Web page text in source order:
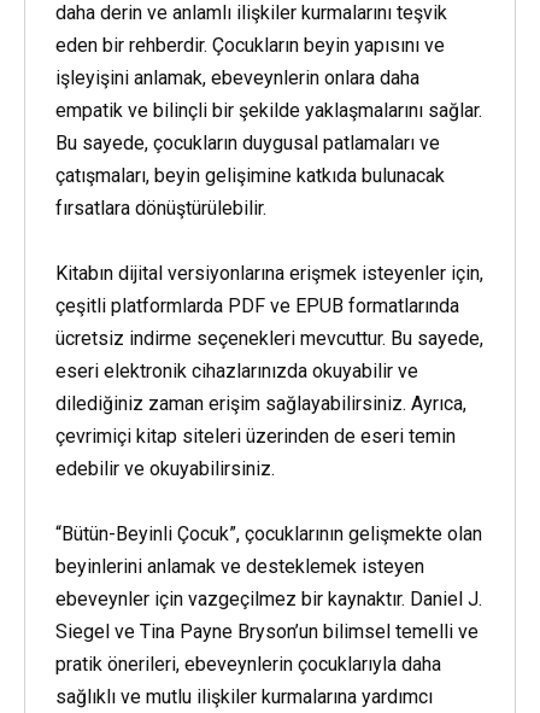
daha derin ve anlamlı ilişkiler kurmalarını teşvik
eden bir rehberdir. Çocukların beyin yapısını ve
işleyişini anlamak, ebeveynlerin onlara daha
empatik ve bilinçli bir şekilde yaklaşmalarını sağlar.
Bu sayede, çocukların duygusal patlamaları ve
çatışmaları, beyin gelişimine katkıda bulunacak
fırsatlara dönüştürülebilir.
Kitabın dijital versiyonlarına erişmek isteyenler için,
çeşitli platformlarda PDF ve EPUB formatlarında
ücretsiz indirme seçenekleri mevcuttur. Bu sayede,
eseri elektronik cihazlarınızda okuyabilir ve
dilediğiniz zaman erişim sağlayabilirsiniz. Ayrıca,
çevrimiçi kitap siteleri üzerinden de eseri temin
edebilir ve okuyabilirsiniz.
“Bütün-Beyinli Çocuk”, çocuklarının gelişmekte olan
beyinlerini anlamak ve desteklemek isteyen
ebeveynler için vazgeçilmez bir kaynaktır. Daniel J.
Siegel ve Tina Payne Bryson’un bilimsel temelli ve
pratik önerileri, ebeveynlerin çocuklarıyla daha
sağlıklı ve mutlu ilişkiler kurmalarına yardımcı